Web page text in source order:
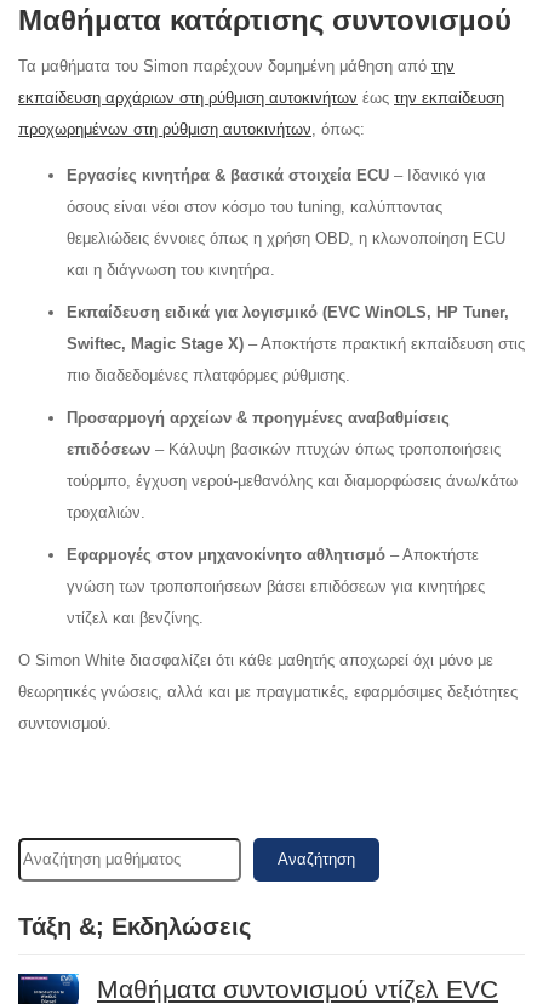
Μαθήματα κατάρτισης συντονισμού
Τα μαθήματα του Simon παρέχουν δομημένη μάθηση από την
εκπαίδευση αρχάριων στη ρύθμιση αυτοκινήτων έως την εκπαίδευση
προχωρημένων στη ρύθμιση αυτοκινήτων , όπως:
Εργασίες κινητήρα & βασικά στοιχεία ECU – Ιδανικό για
όσους είναι νέοι στον κόσμο του tuning, καλύπτοντας
θεμελιώδεις έννοιες όπως η χρήση OBD, η κλωνοποίηση ECU
και η διάγνωση του κινητήρα.
Εκπαίδευση ειδικά για λογισμικό (EVC WinOLS, HP Tuner,
Swiftec, Magic Stage X) – Αποκτήστε πρακτική εκπαίδευση στις
πιο διαδεδομένες πλατφόρμες ρύθμισης.
Προσαρμογή αρχείων & προηγμένες αναβαθμίσεις
επιδόσεων – Κάλυψη βασικών πτυχών όπως τροποποιήσεις
τούρμπο, έγχυση νερού-μεθανόλης και διαμορφώσεις άνω/κάτω
τροχαλιών.
Εφαρμογές στον μηχανοκίνητο αθλητισμό – Αποκτήστε
γνώση των τροποποιήσεων βάσει επιδόσεων για κινητήρες
ντίζελ και βενζίνης.
Ο Simon White διασφαλίζει ότι κάθε μαθητής αποχωρεί όχι μόνο με
θεωρητικές γνώσεις, αλλά και με πραγματικές, εφαρμόσιμες δεξιότητες
συντονισμού.
Αναζήτηση
Τάξη &; Εκδηλώσεις
Μαθήματα συντονισμού ντίζελ EVC